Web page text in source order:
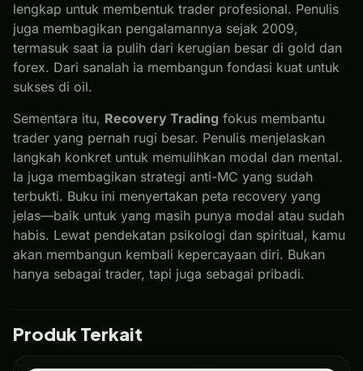
lengkap untuk membentuk trader profesional. Penulis
juga membagikan pengalamannya sejak 2009,
termasuk saat ia pulih dari kerugian besar di gold dan
forex. Dari sanalah ia membangun fondasi kuat untuk
sukses di oil.
Sementara itu, Recovery Trading fokus membantu
trader yang pernah rugi besar. Penulis menjelaskan
langkah konkret untuk memulihkan modal dan mental.
Ia juga membagikan strategi anti-MC yang sudah
terbukti. Buku ini menyertakan peta recovery yang
jelas—baik untuk yang masih punya modal atau sudah
habis. Lewat pendekatan psikologi dan spiritual, kamu
akan membangun kembali kepercayaan diri. Bukan
hanya sebagai trader, tapi juga sebagai pribadi.
Produk Terkait